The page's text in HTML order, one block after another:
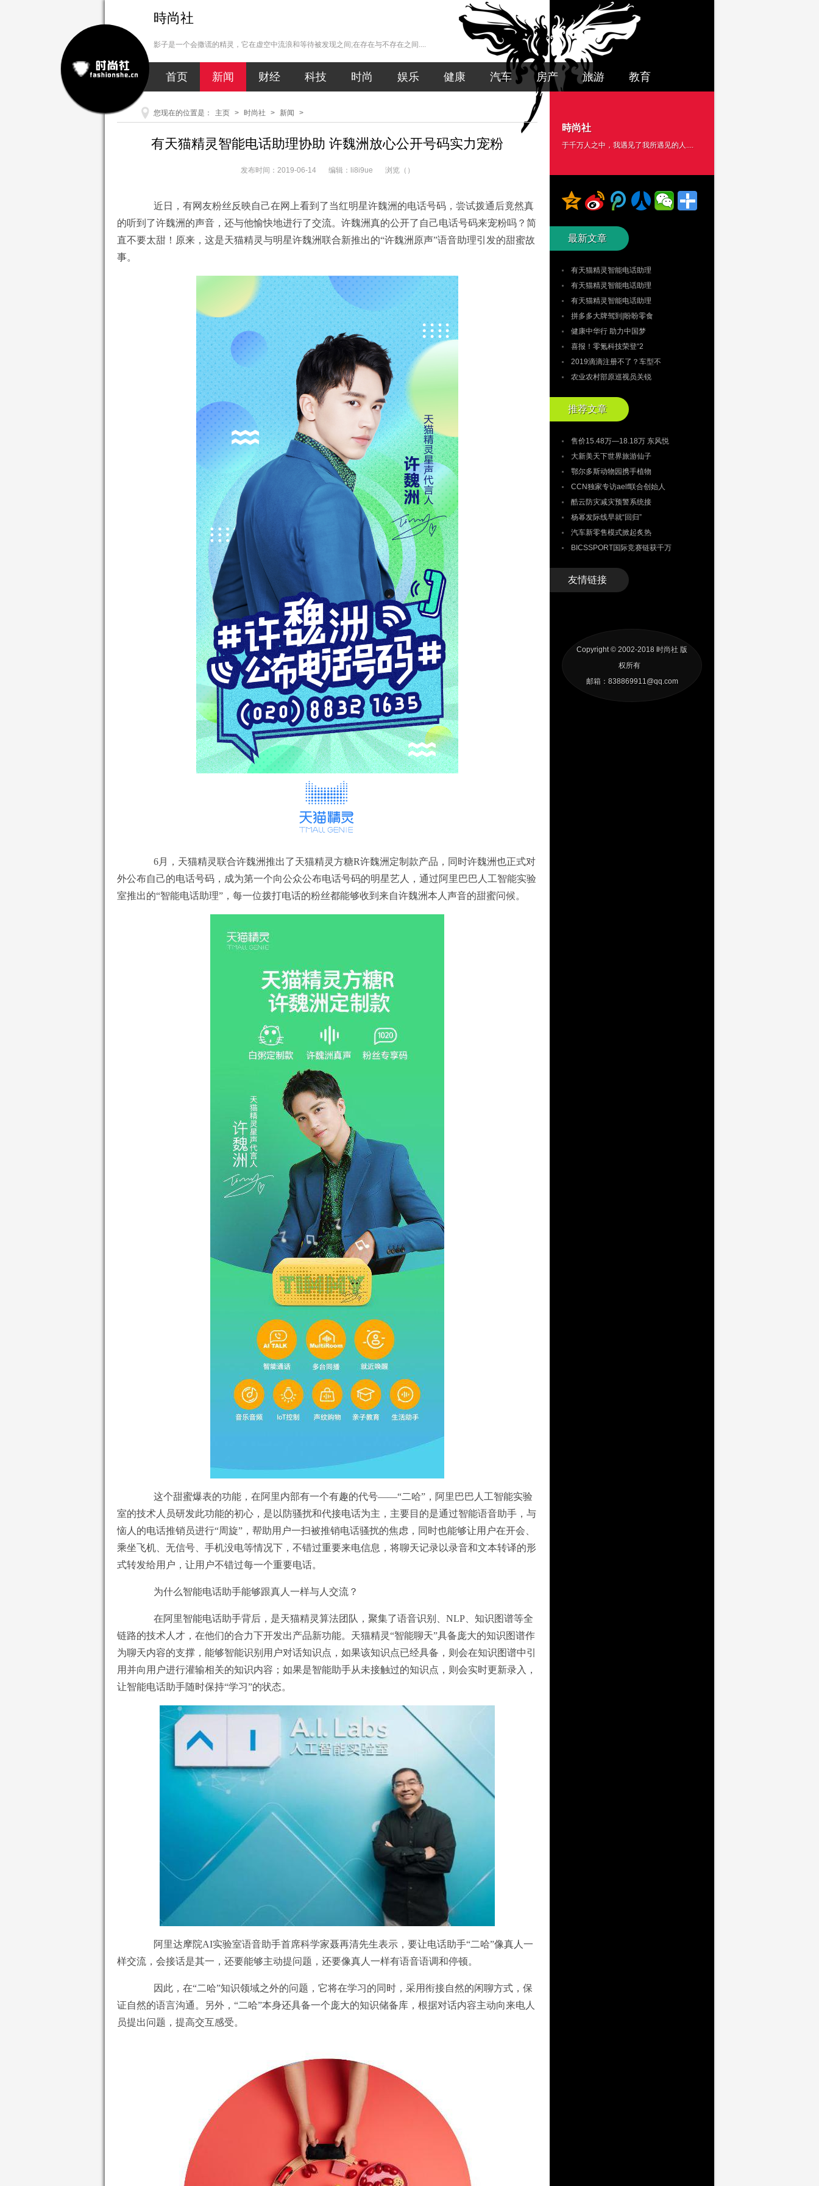
時尚社
影子是一个会撒谎的精灵，它在虚空中流浪和等待被发现之间;在存在与不存在之间....
首页 新闻 财经 科技 时尚 娱乐 健康 汽车 房产 旅游 教育
您现在的位置是： 主页 > 时尚社 > 新闻 >
有天猫精灵智能电话助理协助 许魏洲放心公开号码实力宠粉
发布时间：2019-06-14 编辑：li8i9ue 浏览（ ）
近日，有网友粉丝反映自己在网上看到了当红明星许魏洲的电话号码，尝试拨通后竟然真
的听到了许魏洲的声音，还与他愉快地进行了交流。许魏洲真的公开了自己电话号码来宠粉吗？简
直不要太甜！原来，这是天猫精灵与明星许魏洲联合新推出的“许魏洲原声”语音助理引发的甜蜜故
事。
6月，天猫精灵联合许魏洲推出了天猫精灵方糖R许魏洲定制款产品，同时许魏洲也正式对
外公布自己的电话号码，成为第一个向公众公布电话号码的明星艺人，通过阿里巴巴人工智能实验
室推出的“智能电话助理”，每一位拨打电话的粉丝都能够收到来自许魏洲本人声音的甜蜜问候。
这个甜蜜爆表的功能，在阿里内部有一个有趣的代号——“二哈”，阿里巴巴人工智能实验
室的技术人员研发此功能的初心，是以防骚扰和代接电话为主，主要目的是通过智能语音助手，与
恼人的电话推销员进行“周旋”，帮助用户一扫被推销电话骚扰的焦虑，同时也能够让用户在开会、
乘坐飞机、无信号、手机没电等情况下，不错过重要来电信息，将聊天记录以录音和文本转译的形
式转发给用户，让用户不错过每一个重要电话。
为什么智能电话助手能够跟真人一样与人交流？
在阿里智能电话助手背后，是天猫精灵算法团队，聚集了语音识别、NLP、知识图谱等全
链路的技术人才，在他们的合力下开发出产品新功能。天猫精灵“智能聊天”具备庞大的知识图谱作
为聊天内容的支撑，能够智能识别用户对话知识点，如果该知识点已经具备，则会在知识图谱中引
用并向用户进行灌输相关的知识内容；如果是智能助手从未接触过的知识点，则会实时更新录入，
让智能电话助手随时保持“学习”的状态。
阿里达摩院AI实验室语音助手首席科学家聂再清先生表示，要让电话助手“二哈”像真人一
样交流，会接话是其一，还要能够主动提问题，还要像真人一样有语音语调和停顿。
因此，在“二哈”知识领域之外的问题，它将在学习的同时，采用衔接自然的闲聊方式，保
证自然的语言沟通。另外，“二哈”本身还具备一个庞大的知识储备库，根据对话内容主动向来电人
员提出问题，提高交互感受。
時尚社
于千万人之中，我遇见了我所遇见的人....
最新文章
有天猫精灵智能电话助理
有天猫精灵智能电话助理
有天猫精灵智能电话助理
拼多多大牌驾到|盼盼零食
健康中华行 助力中国梦
喜报！零氪科技荣登“2
2019滴滴注册不了？车型不
农业农村部原巡视员关锐
推荐文章
售价15.48万—18.18万 东风悦
大新美天下世界旅游仙子
鄂尔多斯动物园携手植物
CCN独家专访aelf联合创始人
酷云防灾减灾预警系统接
杨幂发际线早就“回归”
汽车新零售模式掀起炙热
BICSSPORT国际竞赛链获千万
友情链接
Copyright © 2002-2018 时尚社 版
权所有
邮箱：838869911@qq.com